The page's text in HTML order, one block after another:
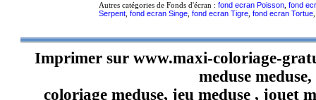
Autres catégories de Fonds d'écran : fond ecran Poisson fond
Serpent fond ecran Singe fond ecran Tigre fond ecran Tortue
Imprimer sur www.maxi-coloriage-
meduse
coloriage meduse, jeu meduse , jouet